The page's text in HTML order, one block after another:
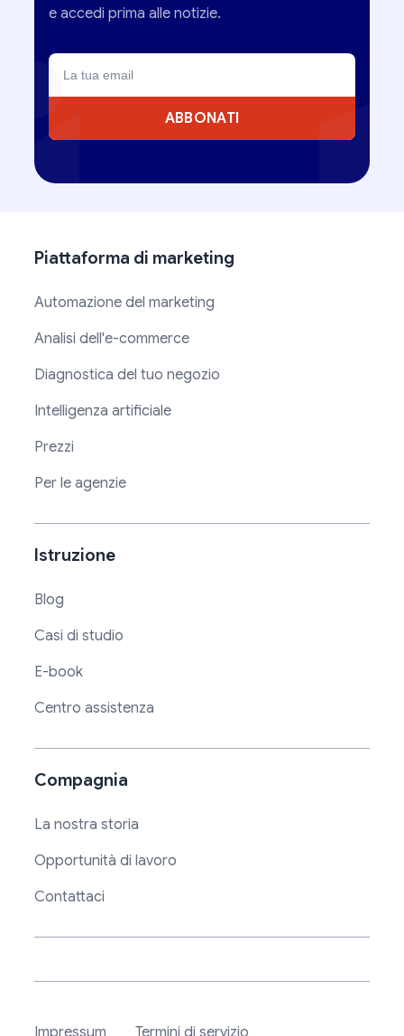
e accedi prima alle notizie.
ABBONATI
Piattaforma di marketing
Automazione del marketing
Analisi dell'e-commerce
Diagnostica del tuo negozio
Intelligenza artificiale
Prezzi
Per le agenzie
Istruzione
Blog
Casi di studio
E-book
Centro assistenza
Compagnia
La nostra storia
Opportunità di lavoro
Contattaci
Impressum Termini di servizio